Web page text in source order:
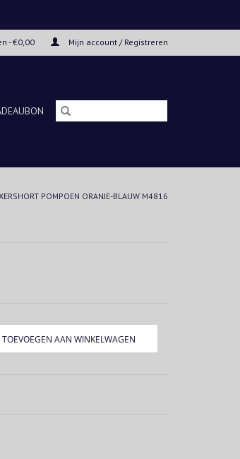
- €0,00 Mijn account / Registreren
POMPOEN ORANJE-BLAUW M4816
TOEVOEGEN AAN WINKELWAGEN